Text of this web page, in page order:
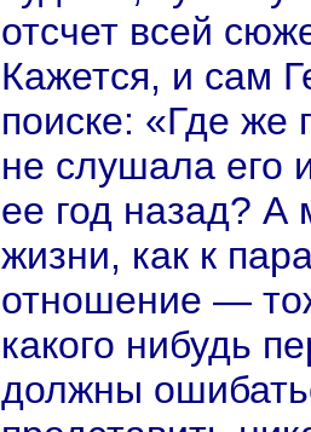
отсчет всей
Кажется, и сам
поиске: «Где
не слушала его
ее год назад? А
жизни, как к
отношение —
какого нибудь
должны